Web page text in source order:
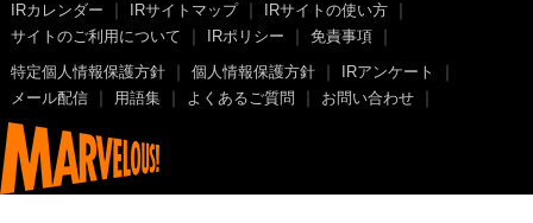
IRカレンダー IRサイトマップ
IRサイトの使い方
サイトのご利用について
IRポリシー 免責事項
特定個人情報保護方針 個人情報保護方針
IRアンケート
メール配信
用語集 よくあるご質問 お問い合わせ